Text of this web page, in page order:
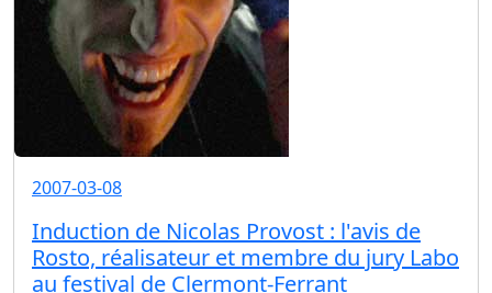
2007-03-08
Induction de Nicolas Provost : l'avis de
Rosto, réalisateur et membre du jury Labo
au festival de Clermont-Ferrant